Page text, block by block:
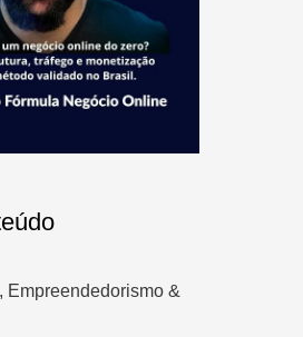
Empreendedorismo &